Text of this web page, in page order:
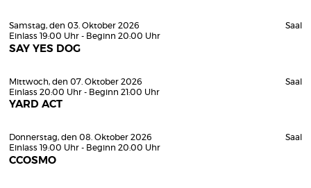
Samstag, den 03. Oktober 2026
Einlass 19:00 Uhr - Beginn 20:00 Uhr
SAY YES DOG
Saal
Mittwoch, den 07. Oktober 2026
Einlass 20:00 Uhr - Beginn 21:00 Uhr
YARD ACT
Saal
Donnerstag, den 08. Oktober 2026
Einlass 19:00 Uhr - Beginn 20:00 Uhr
CCOSMO
Saal